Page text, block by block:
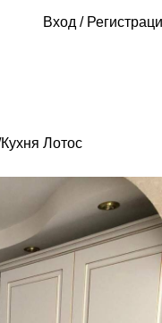
Вход /
Кухня Лотос